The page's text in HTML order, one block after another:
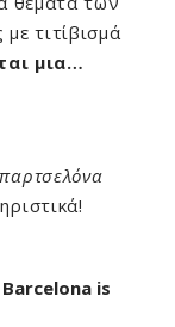
τιτίβισμά
μια…
Barcelona is